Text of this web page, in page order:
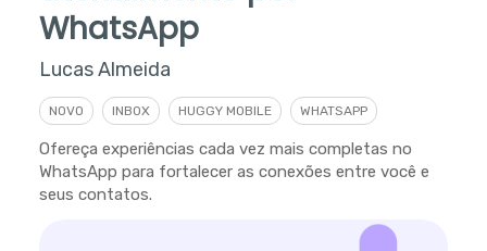
WhatsApp
Lucas Almeida
NOVO INBOX HUGGY MOBILE WHATSAPP
Ofereça experiências cada vez mais completas no
WhatsApp para fortalecer as conexões entre você e
seus contatos.